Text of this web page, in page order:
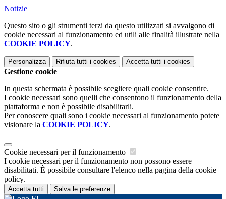
Notizie
Questo sito o gli strumenti terzi da questo utilizzati si avvalgono di
cookie necessari al funzionamento ed utili alle finalità illustrate nella
COOKIE POLICY.
Personalizza Rifiuta tutti i cookies Accetta tutti i cookies
Gestione cookie
In questa schermata è possibile scegliere quali cookie consentire.
I cookie necessari sono quelli che consentono il funzionamento della
piattaforma e non è possibile disabilitarli.
Per conoscere quali sono i cookie necessari al funzionamento potete
visionare la COOKIE POLICY.
Cookie necessari per il funzionamento
I cookie necessari per il funzionamento non possono essere
disabilitati. È possibile consultare l'elenco nella pagina della cookie
policy.
Accetta tutti Salva le preferenze